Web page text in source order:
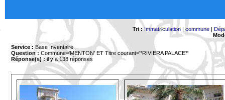
Tri : Immatriculation |commune |
Service : Base Inventaire
Question : Commune='MENTON' ET Titre courant='*RIVIERA PALACE*'
Réponse(s) :il y a 138 réponses